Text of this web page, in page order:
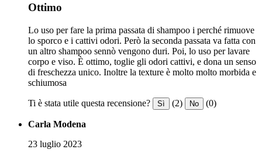
Ottimo
Lo uso per fare la prima passata di shampoo i perché rimuove
lo sporco e i cattivi odori. Però la seconda passata va fatta con
un altro shampoo sennò vengono duri. Poi, lo uso per lavare
corpo e viso. È ottimo, toglie gli odori cattivi, e dona un senso
di freschezza unico. Inoltre la texture è molto molto morbida e
schiumosa
Ti è stata utile questa recensione? Sì (2) No (0)
Carla Modena
23 luglio 2023